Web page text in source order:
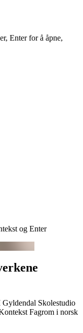
Enter for å åpne,
og Enter
Gyldendal Skolestudio
Fagrom i norsk